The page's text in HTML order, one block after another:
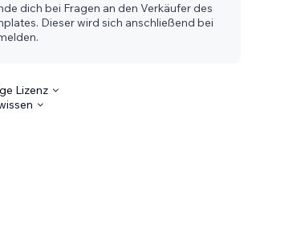
dich bei Fragen an den Verkäufer des
Dieser wird sich anschließend bei
Lizenz